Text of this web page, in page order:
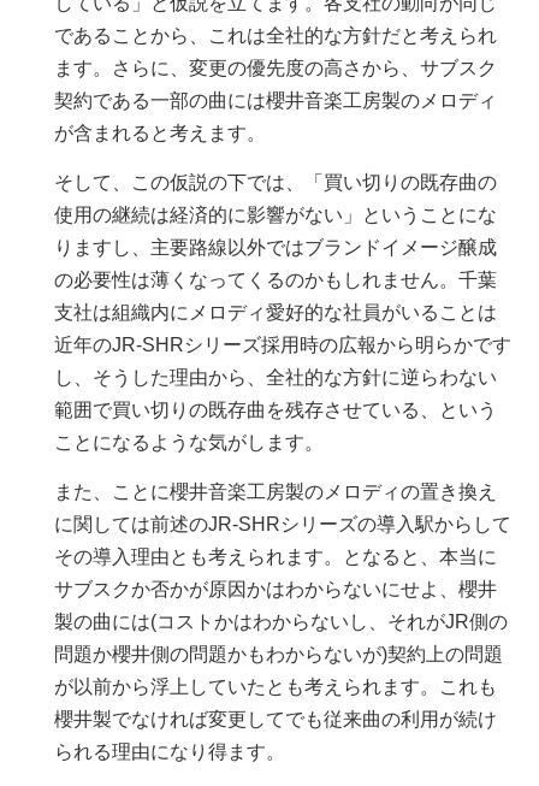
であることから、これは全社的な方針だと考えられ
ます。さらに、変更の優先度の高さから、サブスク
契約である一部の曲には櫻井音楽工房製のメロディ
が含まれると考えます。
そして、この仮説の下では、「買い切りの既存曲の
使用の継続は経済的に影響がない」ということにな
りますし、主要路線以外ではブランドイメージ醸成
の必要性は薄くなってくるのかもしれません。千葉
支社は組織内にメロディ愛好的な社員がいることは
近年のJR-SHRシリーズ採用時の広報から明らかです
し、そうした理由から、全社的な方針に逆らわない
範囲で買い切りの既存曲を残存させている、という
ことになるような気がします。
また、ことに櫻井音楽工房製のメロディの置き換え
に関しては前述のJR-SHRシリーズの導入駅からして
その導入理由とも考えられます。となると、本当に
サブスクか否かが原因かはわからないにせよ、櫻井
製の曲には(コストかはわからないし、それがJR側の
問題か櫻井側の問題かもわからないが)契約上の問題
が以前から浮上していたとも考えられます。これも
櫻井製でなければ変更してでも従来曲の利用が続け
られる理由になり得ます。